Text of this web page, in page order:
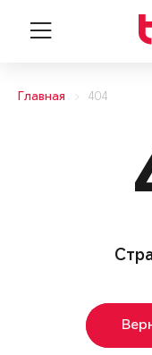
Главная 404